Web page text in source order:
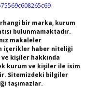
bir marka, kurum
bulunmamaktadır.
makaleler
içerikler haber niteliği
kişiler hakkında
kurum ve kişiler ile isim
Sitemizdeki bilgiler
taşımazlar.